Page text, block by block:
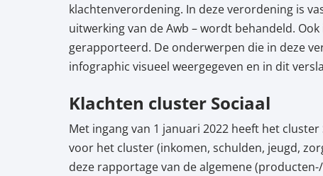
klachtenverordening. In deze verordening is
uitwerking van de Awb – wordt behandeld.
gerapporteerd. De onderwerpen die in deze
infographic visueel weergegeven en in dit
Klachten cluster Sociaal
Met ingang van 1 januari 2022 heeft het
voor het cluster (inkomen, schulden, jeugd,
deze rapportage van de algemene